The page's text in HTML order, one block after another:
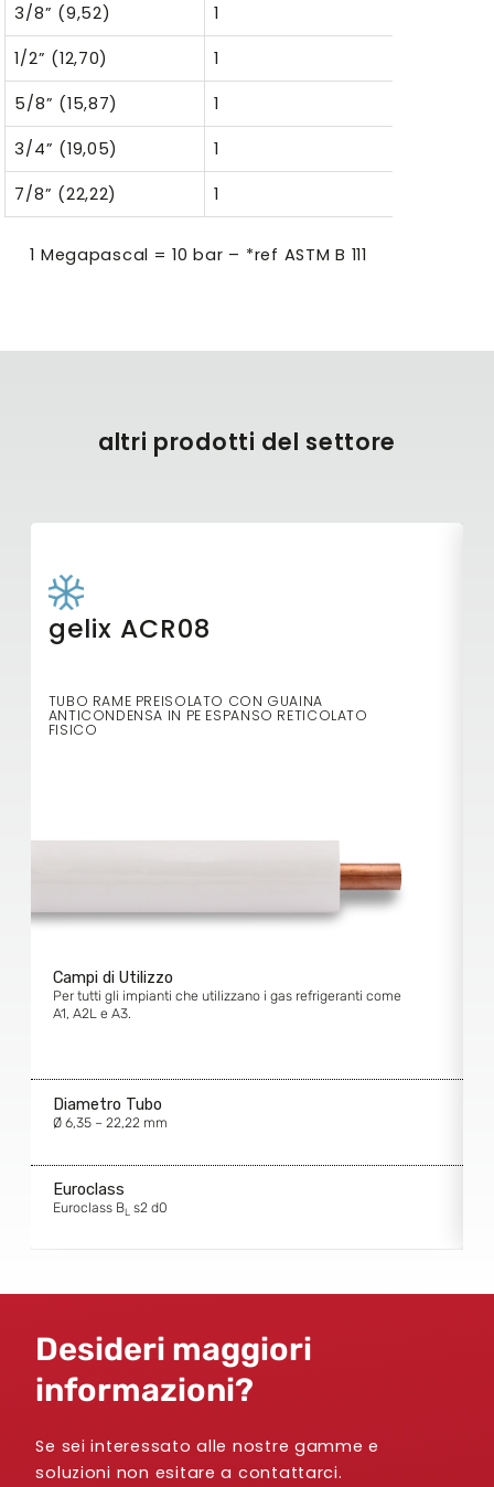
3/8” (9,52) 1
1/2” (12,70) 1
5/8” (15,87) 1
3/4” (19,05) 1
7/8” (22,22) 1
1 Megapascal = 10 bar – *ref ASTM B 111
altri prodotti del settore
gelix ACR08
TUBO RAME PREISOLATO CON GUAINA
ANTICONDENSA IN PE ESPANSO RETICOLATO
FISICO
Campi di Utilizzo
Per tutti gli impianti che utilizzano i gas refrigeranti come
A1, A2L e A3.
Diametro Tubo
Ø 6,35 – 22,22 mm
Euroclass
Euroclass BL s2 d0
Desideri maggiori
informazioni?
Se sei interessato alle nostre gamme e
soluzioni non esitare a contattarci.